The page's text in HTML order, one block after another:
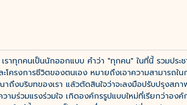
ราทุกคนเป็นนักออกแบบ คำว่า "ทุกคน" ในที่นี้ รวมปร
รงการชีวิตของตนเอง หมายถึงเอาความสามารถใน
งบริบทของเรา แล้วตัดสินใจว่าจะลงมือปรับปรุงสภ
มร่วมแรงร่วมใจ เกิดองค์กรรูปแบบใหม่ที่เรียกว่าอง